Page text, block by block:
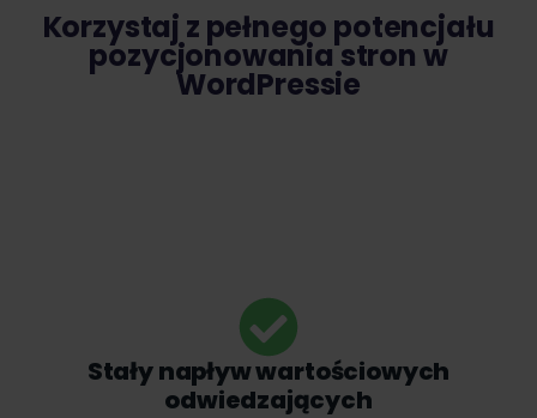
Korzystaj z pełnego potencjału
pozycjonowania stron w
WordPressie
Stały napływ wartościowych
odwiedzających